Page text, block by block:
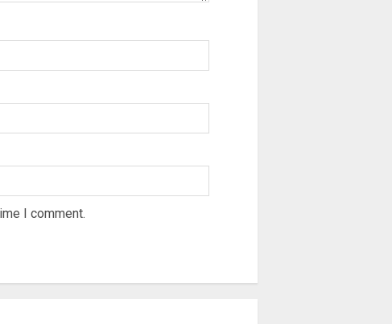
I comment.